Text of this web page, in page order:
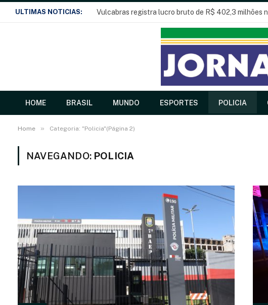
ULTIMAS NOTICIAS: Vulcabras registra lucro bruto de R$ 402,3 milhões
HOME BRASIL MUNDO ESPORTES POLICIA
Home » Categoria: "Policia"(Página 2)
NAVEGANDO: POLICIA